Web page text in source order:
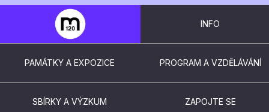
INFO
PAMÁTKY A EXPOZICE PROGRAM A VZDĚLÁVÁNÍ
SBÍRKY A VÝZKUM ZAPOJTE SE